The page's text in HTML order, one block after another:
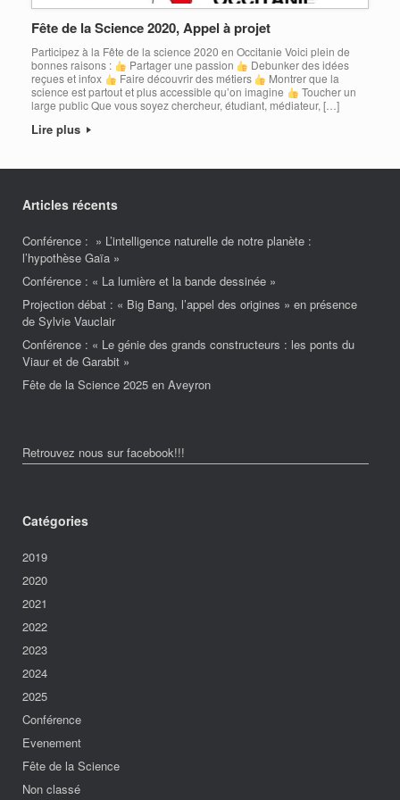
Fête de la Science 2020, Appel à projet
Participez à la Fête de la science 2020 en Occitanie Voici plein de
bonnes raisons :
Partager une passion
Debunker des idées
reçues et infox
Faire découvrir des métiers
Montrer que la
science est partout et plus accessible qu’on imagine
Toucher un
large public Que vous soyez chercheur, étudiant, médiateur, […]
Lire plus
Articles récents
Conférence : » L’intelligence naturelle de notre planète :
l’hypothèse Gaïa »
Conférence : « La lumière et la bande dessinée »
Projection débat : « Big Bang, l’appel des origines » en présence
de Sylvie Vauclair
Conférence : « Le génie des grands constructeurs : les ponts du
Viaur et de Garabit »
Fête de la Science 2025 en Aveyron
Retrouvez nous sur facebook!!!
Catégories
2019
2020
2021
2022
2023
2024
2025
Conférence
Evenement
Fête de la Science
Non classé